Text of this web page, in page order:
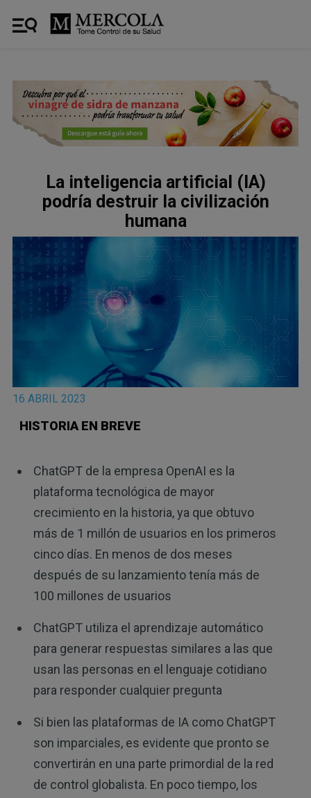
La inteligencia artificial (IA)
podría destruir la civilización
humana
16 ABRIL 2023
HISTORIA EN BREVE
ChatGPT de la empresa OpenAI es la
plataforma tecnológica de mayor
crecimiento en la historia, ya que obtuvo
más de 1 millón de usuarios en los primeros
cinco días. En menos de dos meses
después de su lanzamiento tenía más de
100 millones de usuarios
ChatGPT utiliza el aprendizaje automático
para generar respuestas similares a las que
usan las personas en el lenguaje cotidiano
para responder cualquier pregunta
Si bien las plataformas de IA como ChatGPT
son imparciales, es evidente que pronto se
convertirán en una parte primordial de la red
de control globalista. En poco tiempo, los